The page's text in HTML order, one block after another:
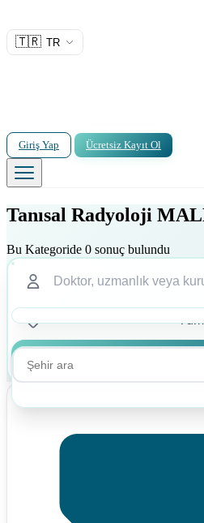
🇹🇷 TR
Giriş Yap Ücretsiz Kayıt Ol
Tanısal Radyoloji
Bu Kategoride 0 sonuç bulundu